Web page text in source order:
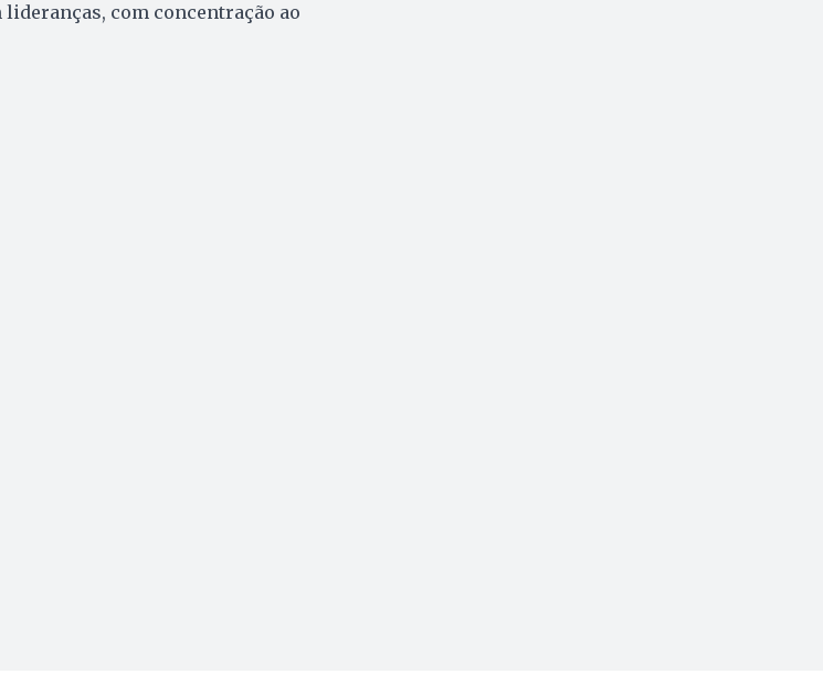
com concentração ao